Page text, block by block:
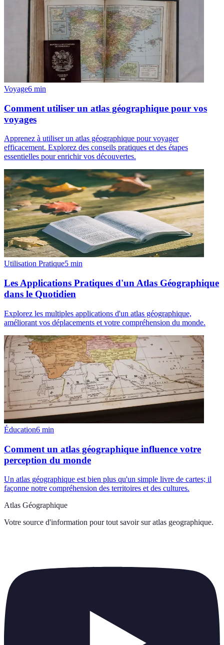
Voyage6 min
Comment utiliser un atlas géographique pour vos
voyages
Apprenez à utiliser un atlas géographique pour voyager
efficacement. Explorez des conseils pratiques et des étapes
essentielles pour enrichir vos découvertes.
Utilisation Pratique5 min
Les Applications Pratiques d'un Atlas Géographique
dans le Quotidien
Explorez les multiples applications d'un atlas géographique,
améliorant vos déplacements et votre compréhension du monde.
Éducation6 min
Comment un atlas géographique influence votre
perception du monde
Un atlas géographique est bien plus qu'un simple livre de cartes; il
façonne notre compréhension des territoires et des cultures.
Atlas Géographique
Votre source d'information pour tout savoir sur atlas geographique.